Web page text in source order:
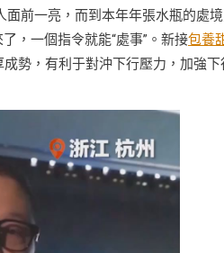
面前一亮，而到本年年張水瓶的處
，一個指令就能“處事”。新接包養
勢，有利于對沖下行壓力，加強下